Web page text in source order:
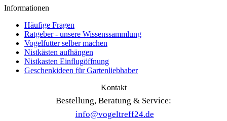
Informationen
Häufige Fragen
Ratgeber - unsere Wissenssammlung
Vogelfutter selber machen
Nistkästen aufhängen
Nistkasten Einflugöffnung
Geschenkideen für Gartenliebhaber
Kontakt
Bestellung, Beratung & Service:
info@vogeltreff24.de